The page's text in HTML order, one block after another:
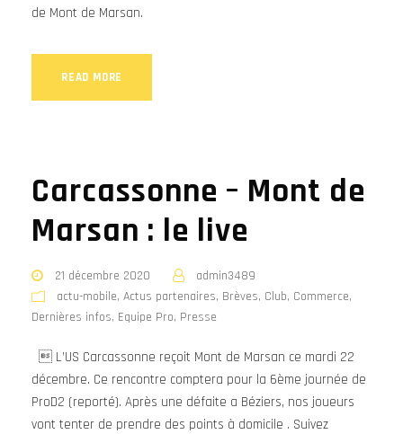
de Mont de Marsan.
READ MORE
Carcassonne – Mont de
Marsan : le live
21 décembre 2020
admin3489
actu-mobile, Actus partenaires, Brèves, Club, Commerce,
Dernières infos, Equipe Pro, Presse
 L’US Carcassonne reçoit Mont de Marsan ce mardi 22
décembre. Ce rencontre comptera pour la 6ème journée de
ProD2 (reporté). Après une défaite a Béziers, nos joueurs
vont tenter de prendre des points à domicile . Suivez